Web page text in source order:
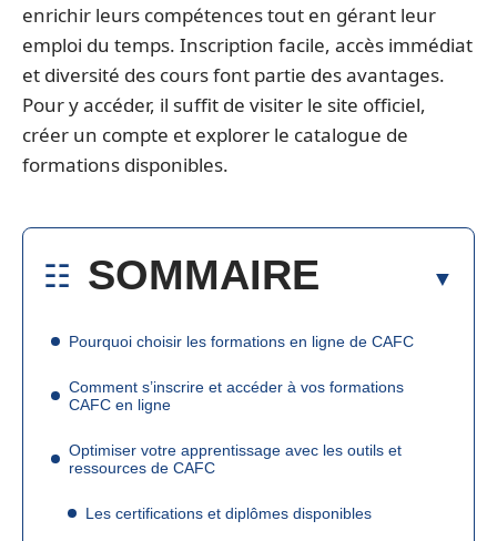
enrichir leurs compétences tout en gérant leur
emploi du temps. Inscription facile, accès immédiat
et diversité des cours font partie des avantages.
Pour y accéder, il suffit de visiter le site officiel,
créer un compte et explorer le catalogue de
formations disponibles.
SOMMAIRE
Pourquoi choisir les formations en ligne de CAFC
Comment s’inscrire et accéder à vos formations
CAFC en ligne
Optimiser votre apprentissage avec les outils et
ressources de CAFC
Les certifications et diplômes disponibles